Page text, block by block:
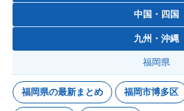
中国・四国
九州・沖縄
福岡県
福岡県の最新まとめ 福岡市博多区